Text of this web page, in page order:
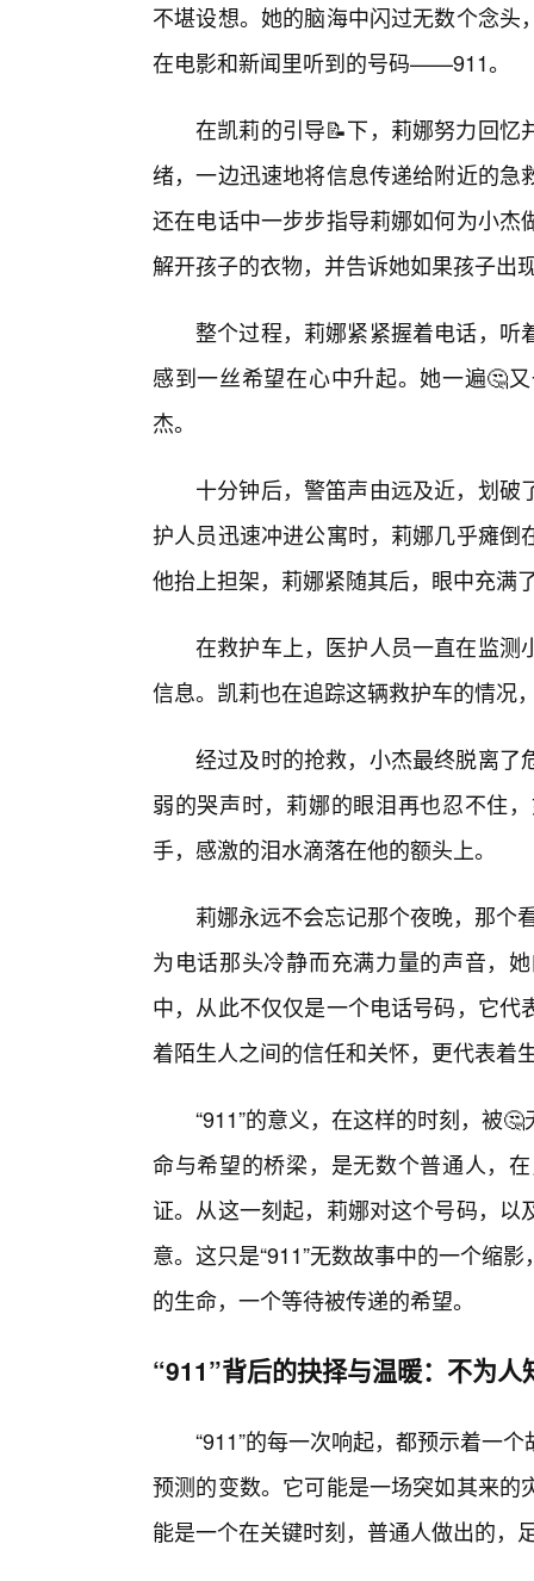
不堪设想。她的脑海中闪过无数个念
在电影和新闻里听到的号码——911。
在凯莉的引导📝下，莉娜努力回忆
绪，一边迅速地将信息传递给附近的
还在电话中一步步指导莉娜如何为小
解开孩子的衣物，并告诉她如果孩子出
整个过程，莉娜紧紧握着电话，
感到一丝希望在心中升起。她一遍🤔
杰。
十分钟后，警笛声由远及近，划
护人员迅速冲进公寓时，莉娜几乎瘫
他抬上担架，莉娜紧随其后，眼中充满
在救护车上，医护人员一直在监测
信息。凯莉也在追踪这辆救护车的情况
经过及时的抢救，小杰最终脱离了
弱的哭声时，莉娜的眼泪再也忍不住
手，感激的泪水滴落在他的额头上。
莉娜永远不会忘记那个夜晚，那个
为电话那头冷静而充满力量的声音，
中，从此不仅仅是一个电话号码，它
着陌生人之间的信任和关怀，更代表着
“911”的意义，在这样的时刻，被
命与希望的桥梁，是无数个普通人，
证。从这一刻起，莉娜对这个号码，
意。这只是“911”无数故事中的一个缩
的生命，一个等待被传递的希望。
“911”背后的抉择与温暖：不为人
“911”的每一次响起，都预示着一
预测的变数。它可能是一场突如其来
能是一个在关键时刻，普通人做出的，